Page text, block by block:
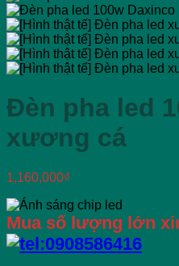
Đèn pha led
xương cá
1,160,000₫
Mua số lượng lớn